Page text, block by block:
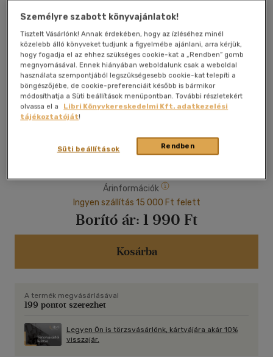
Kívánságlistához adom
(2 vélemény)
Árinformációk
Ingyen szállítás 15 000 Ft felett
Borító ár: 1 990 Ft
Kosárba
A termék megvásárlásával
199 pontot szerezhet
Legyen Ön is törzsvásárlónk, kártyájára akár 10%
visszajár.
Személyre szabott könyvajánlatok!
Tisztelt Vásárlónk! Annak érdekében, hogy az ízléséhez minél
közelebb álló könyveket tudjunk a figyelmébe ajánlani, arra kérjük,
hogy fogadja el az ehhez szükséges cookie-kat a „Rendben” gomb
megnyomásával. Ennek hiányában weboldalunk csak a weboldal
használata szempontjából legszükségesebb cookie-kat telepíti a
böngészőjébe, de cookie-preferenciáit később is bármikor
módosíthatja a Süti beállítások menüpontban. További részletekért
olvassa el a
Libri Könyvkereskedelmi Kft. adatkezelési
tájékoztatóját!
Rendben
Süti beállítások